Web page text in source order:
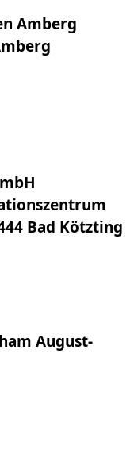
Amberg
Bad Kötzting
August-